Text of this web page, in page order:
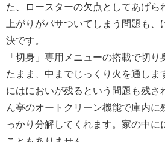
た、ロースターの欠点としてあげら
上がりがパサついてしまう問題も
決です。
「切身」専用メニューの搭載で切
たまま、中までじっくり火を通しま
にはにおいが残るという問題も残さ
ん亭のオートクリーン機能で庫内に
っかり分解してくれます。家の中に